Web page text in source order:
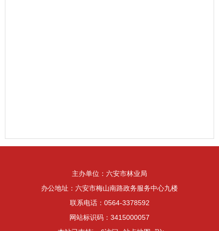
主办单位：六安市林业局
办公地址：六安市梅山南路政务服务中心九楼
联系电话：0564-3378592
网站标识码：3415000057